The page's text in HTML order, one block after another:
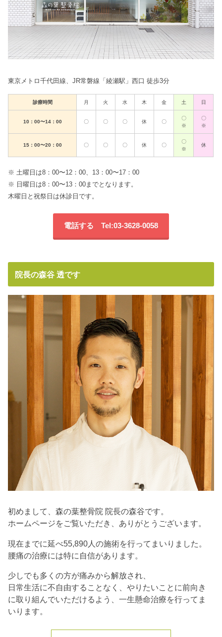
東京メトロ千代田線、JR常磐線「綾瀬駅」西口 徒歩3分
診療時間 月 火 水 木 金 土 日
10：00〜14：00 〇 〇 〇 休 〇
〇
※
〇
※
15：00〜20：00 〇 〇 〇 休 〇
〇
※
休
※ 土曜日は8：00〜12：00、13：00〜17：00
※ 日曜日は8：00〜13：00までとなります。
木曜日と祝祭日は休診日です。
電話する Tel:03-3628-0058
院長の森谷 透です
初めまして、森の葉整骨院 院長の森谷です。
ホームページをご覧いただき、ありがとうございます。
現在までに延べ55,890人の施術を行ってまいりました。
腰痛の治療には特に自信があります。
少しでも多くの方が痛みから解放され、
日常生活に不自由することなく、やりたいことに前向き
に取り組んでいただけるよう、一生懸命治療を行ってま
いります。